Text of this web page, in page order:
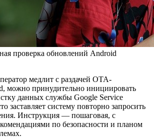
проверка обновлений Android
медлит с раздачей OTA-
можно принудительно инициировать
данных службы Google Service
заставляет систему повторно запросить
Инструкция — пошаговая, с
по безопасности и планом